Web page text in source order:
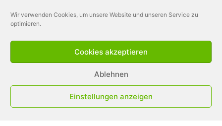
Wir verwenden Cookies, um unsere Website und unseren Service zu
optimieren.
Cookies akzeptieren
Ablehnen
Einstellungen anzeigen